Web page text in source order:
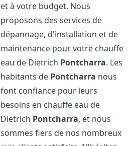
et à votre budget. Nous
proposons des services de
dépannage, d'installation et de
maintenance pour votre chauffe
eau de Dietrich Pontcharra. Les
habitants de Pontcharra nous
font confiance pour leurs
besoins en chauffe eau de
Dietrich Pontcharra, et nous
sommes fiers de nos nombreux